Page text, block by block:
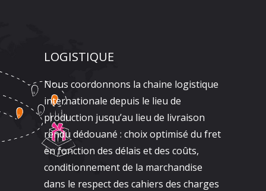
LOGISTIQUE
Nous coordonnons la chaine logistique
internationale depuis le lieu de
production jusqu’au lieu de livraison
rendu dédouané : choix optimisé du fret
en fonction des délais et des coûts,
conditionnement de la marchandise
dans le respect des cahiers des charges